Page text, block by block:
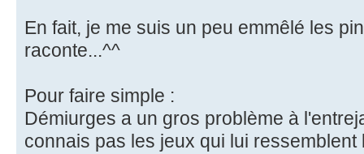
En fait, je me suis un peu emmêlé les
raconte...^^
Pour faire simple :
Démiurges a un gros problème à
connais pas les jeux qui lui